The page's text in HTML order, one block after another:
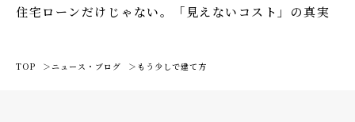
住宅ローンだけじゃない。「見えないコスト」の真実
TOP ニュース・ブログ もう少しで建て方